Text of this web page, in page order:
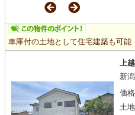
車庫付の土地として住宅建築も可能
上
新
価格
土